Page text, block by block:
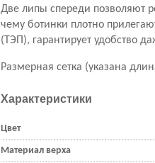
Две липы спереди позволяют
чему ботинки плотно
(ТЭП), гарантирует удобство
Размерная сетка (указана
Характеристики
Цвет
Материал верха